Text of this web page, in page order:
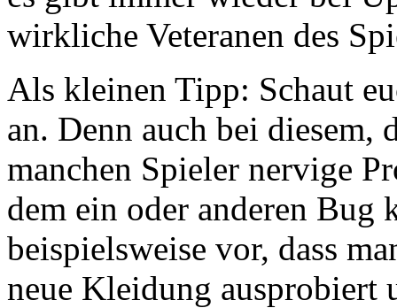
wirkliche Veteranen des
Als kleinen Tipp: Schaut
an. Denn auch bei diesem,
manchen Spieler nervige
dem ein oder anderen Bug
beispielsweise vor, dass
neue Kleidung ausprobiert